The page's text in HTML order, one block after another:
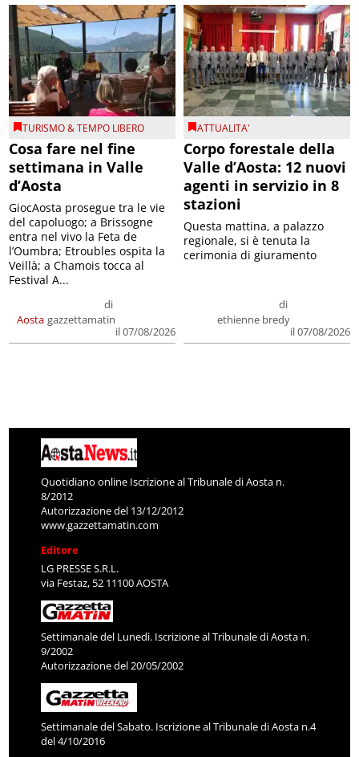
TURISMO & TEMPO LIBERO
Cosa fare nel fine
settimana in Valle
d’Aosta
Aosta
di
gazzettamatin
il 07/08/2026
GiocAosta prosegue tra le vie
del capoluogo; a Brissogne
entra nel vivo la Feta de
l’Oumbra; Etroubles ospita la
Veillà; a Chamois tocca al
Festival A...
ATTUALITA'
Corpo forestale della
Valle d’Aosta: 12 nuovi
agenti in servizio in 8
stazioni
di
ethienne bredy
il 07/08/2026
Questa mattina, a palazzo
regionale, si è tenuta la
cerimonia di giuramento
Quotidiano online Iscrizione al Tribunale di Aosta n.
8/2012
Autorizzazione del 13/12/2012
www.gazzettamatin.com
Editore
LG PRESSE S.R.L.
via Festaz, 52 11100 AOSTA
Settimanale del Lunedì. Iscrizione al Tribunale di Aosta n.
9/2002
Autorizzazione del 20/05/2002
Settimanale del Sabato. Iscrizione al Tribunale di Aosta n.4
del 4/10/2016